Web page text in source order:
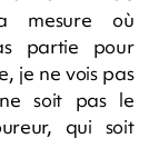
mesure où
partie pour
je ne vois pas
soit pas le
qui soit